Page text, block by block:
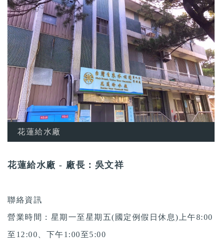
花蓮給水廠
花蓮給水廠 - 廠長：吳文祥
聯絡資訊
營業時間：星期一至星期五(國定例假日休息)上午8:00
至12:00、下午1:00至5:00